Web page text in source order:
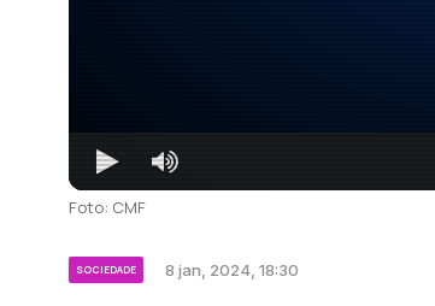
Foto: CMF
SOCIEDADE 8 jan, 2024, 18:30